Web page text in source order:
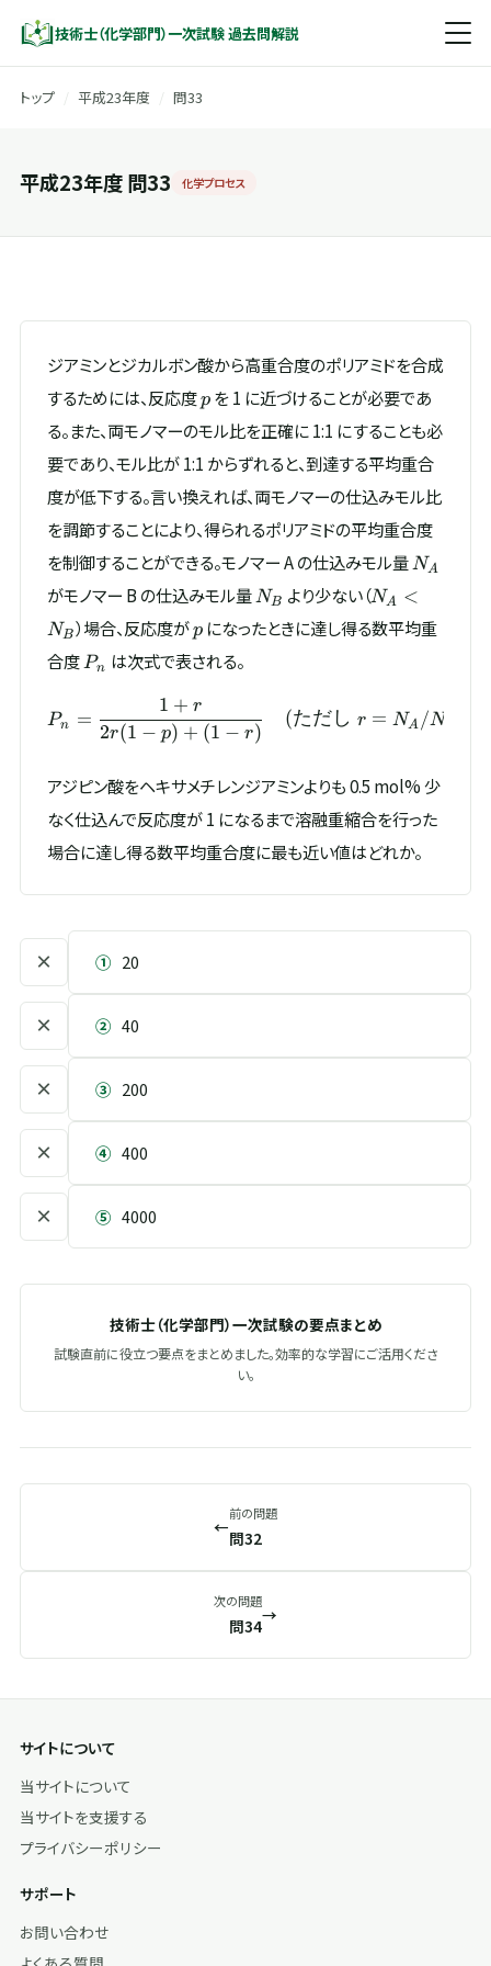
技術士（化学部門）一次試験 過去問解説
トップ 平成23年度 問33
平成23年度 問33 化学プロセス
ジアミンとジカルボン酸から高重合度のポリアミドを合成
するためには、反応度p
p を 1 に近づけることが必要であ
る。また、両モノマーのモル比を正確に 1:1 にすることも必
要であり、モル比が 1:1 からずれると、到達する平均重合
度が低下する。言い換えれば、両モノマーの仕込みモル比
を調節することにより、得られるポリアミドの平均重合度
を制御することができる。モノマー A の仕込みモル量 N_A
NA
がモノマー B の仕込みモル量 N_B
NB より少ない（N_A
N_B
NA <
NB）場合、反応度がp
p になったときに達し得る数平均重
合度 P_n
Pn は次式で表される。
P_n = \frac{1 + r}{2r(1
Pn =
2r(1 − p) + (1 − r)
1 + r (ただし r = NA /N
アジピン酸をヘキサメチレンジアミンよりも 0.5 mol% 少
なく仕込んで反応度が 1 になるまで溶融重縮合を行った
場合に達し得る数平均重合度に最も近い値はどれか。
× ① 20
× ② 40
× ③ 200
× ④ 400
× ⑤ 4000
技術士（化学部門）一次試験の要点まとめ
試験直前に役立つ要点をまとめました。効率的な学習にご活用くださ
い。
←
前の問題
問32
次の問題
問34
→
サイトについて
当サイトについて
当サイトを支援する
プライバシーポリシー
サポート
お問い合わせ